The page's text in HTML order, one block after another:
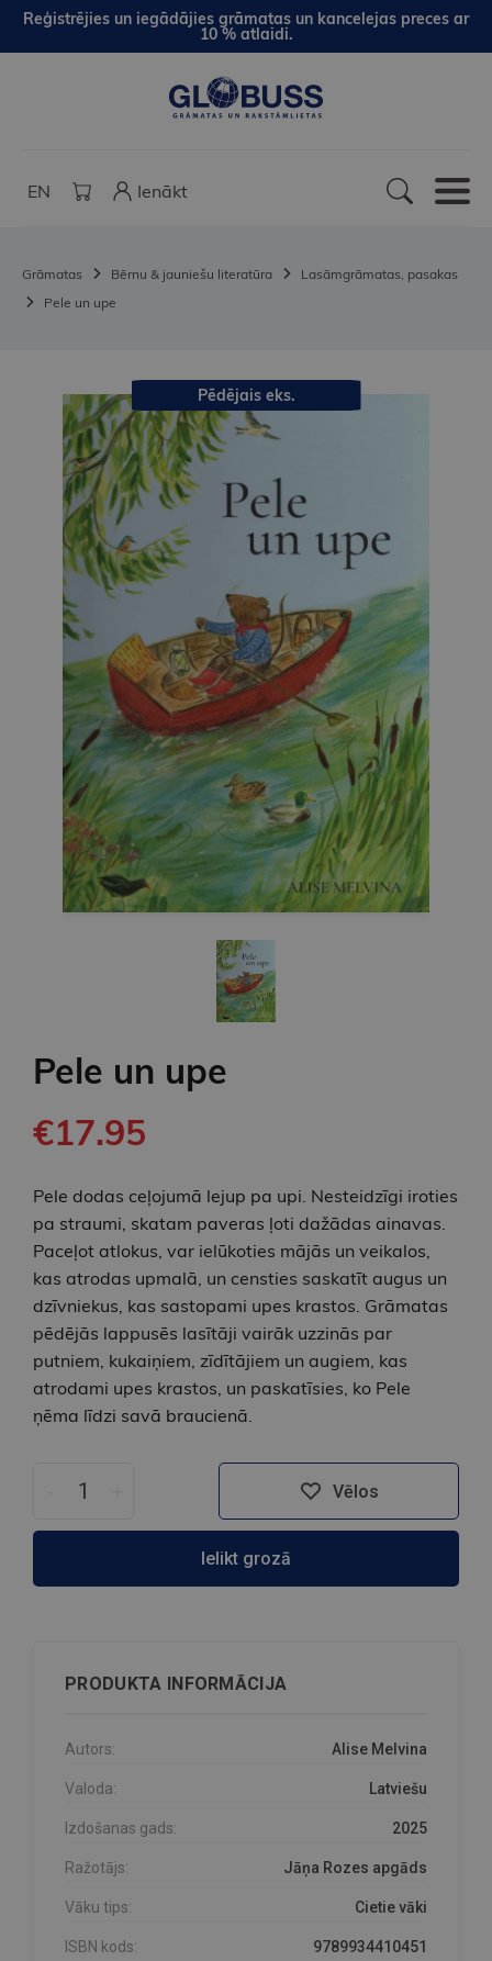
Reģistrējies un iegādājies grāmatas un kancelejas preces ar
10 % atlaidi.
EN Ienākt
Grāmatas Bērnu & jauniešu literatūra
Lasāmgrāmatas, pasakas
Pele un upe
Pēdējais eks.
Pele un upe
€17.95
Pele dodas ceļojumā lejup pa upi. Nesteidzīgi iroties
pa straumi, skatam paveras ļoti dažādas ainavas.
Paceļot atlokus, var ielūkoties mājās un veikalos,
kas atrodas upmalā, un censties saskatīt augus un
dzīvniekus, kas sastopami upes krastos. Grāmatas
pēdējās lappusēs lasītāji vairāk uzzinās par
putniem, kukaiņiem, zīdītājiem un augiem, kas
atrodami upes krastos, un paskatīsies, ko Pele
ņēma līdzi savā braucienā.
Vēlos
Ielikt grozā
PRODUKTA INFORMĀCIJA
Autors: Alise Melvina
Valoda: Latviešu
Izdošanas gads: 2025
Ražotājs: Jāņa Rozes apgāds
Vāku tips: Cietie vāki
ISBN kods: 9789934410451